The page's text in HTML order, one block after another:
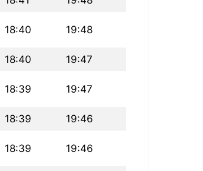
18:40 19:48
18:40 19:47
18:39 19:47
18:39 19:46
18:39 19:46